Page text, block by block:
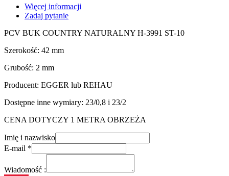
Więcej informacji
Zadaj pytanie
PCV BUK COUNTRY NATURALNY H-3991 ST-10
Szerokość: 42 mm
Grubość: 2 mm
Producent: EGGER lub REHAU
Dostępne inne wymiary: 23/0,8 i 23/2
CENA DOTYCZY 1 METRA OBRZEŻA
Imię i nazwisko
E-mail *
Wiadomość :